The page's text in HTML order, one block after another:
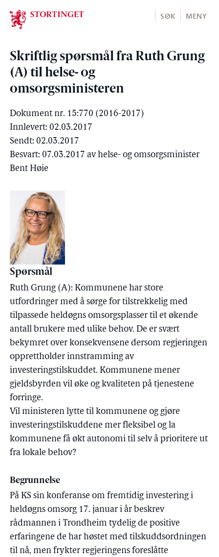
Stortinget.no
SØK MENY
Skriftlig spørsmål fra Ruth Grung
(A) til helse- og
omsorgsministeren
Dokument nr. 15:770 (2016-2017)
Innlevert: 02.03.2017
Sendt: 02.03.2017
Besvart: 07.03.2017 av helse- og omsorgsminister
Bent Høie
Spørsmål
Ruth Grung (A): Kommunene har store
utfordringer med å sørge for tilstrekkelig med
tilpassede heldøgns omsorgsplasser til et økende
antall brukere med ulike behov. De er svært
bekymret over konsekvensene dersom regjeringen
opprettholder innstramming av
investeringstilskuddet. Kommunene mener
gjeldsbyrden vil øke og kvaliteten på tjenestene
forringe.
Vil ministeren lytte til kommunene og gjøre
investeringstilskuddene mer fleksibel og la
kommunene få økt autonomi til selv å prioritere ut
fra lokale behov?
Begrunnelse
På KS sin konferanse om fremtidig investering i
heldøgns omsorg 17. januar i år beskrev
rådmannen i Trondheim tydelig de positive
erfaringene de har høstet med tilskuddsordningen
til nå, men frykter regjeringens foreslåtte